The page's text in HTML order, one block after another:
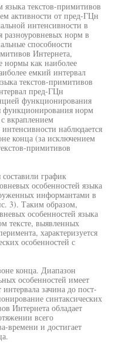
текстов-примитивов
активности от пред-ГЦн
интенсивности в
разноуровневых норм в
способности
Интернета,
нормы как наиболее
емкий интервал
текстов-примитивов
пред-ГЦн
функционирования
функционирования норм
вкраплением
наблюдается
конца (за исключением
примитивов
график
особенностей языка
информантами в
3). Таким образом,
особенностей языка
тексте, выявленных
характеризуется
особенностей с
конца. Диапазон
особенностей имеет
зачина до пост-
синтаксических
Интернета обладает
всего
времени и достигает